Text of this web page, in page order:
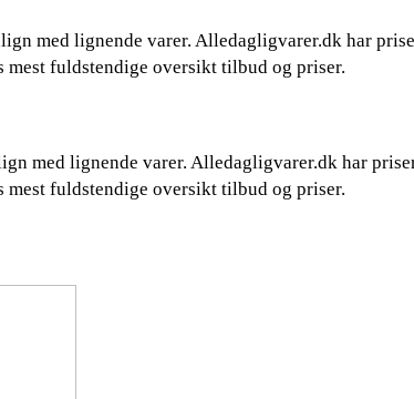
med lignende varer. Alledagligvarer.dk har
fuldstendige oversikt tilbud og priser.
med lignende varer. Alledagligvarer.dk har
fuldstendige oversikt tilbud og priser.